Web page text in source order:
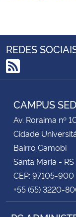
REDES
RSS
CAMPUS
Av. Roraima nº
Cidade
Bairro Camobi
Santa Maria - RS
CEP: 97105-900
+55 (55) 3220-